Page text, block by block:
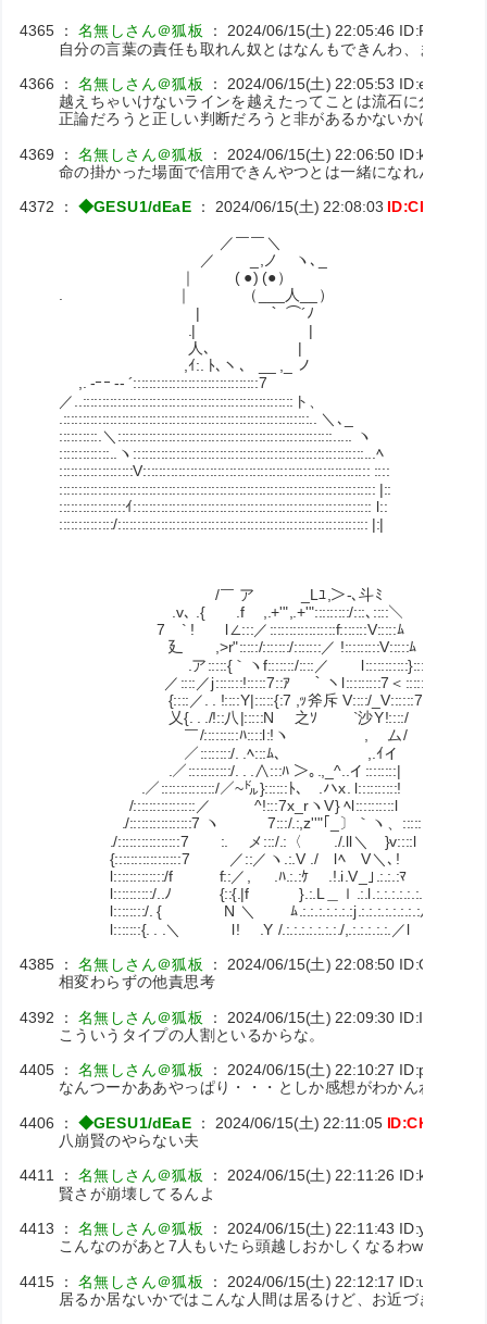
4365 ：名無しさん＠狐板 ：2024/06/15(土) 22:05:46
自分の言葉の責任も取れん奴とはなんもできんわ、ましてや
4366 ：名無しさん＠狐板 ： 2024/06/15(土) 22:05:53
越えちゃいけないラインを越えたってことは流石に分かれ
正論だろうと正しい判断だろうと非があるかないかは別だぞ
4369 ：名無しさん＠狐板 ： 2024/06/15(土) 22:06:50
命の掛かった場面で信用できんやつとは一緒になれん
4372 ：◆GESU1/dEaE ：2024/06/15(土) 22:08:03
／￣￣＼
／ _,ノ ヽ､_
｜ ( ●) (●） 俺は怒っ
. ｜ （___人__）
| ｀ ⌒´ﾉ
.| |
人､ |
,ｲ:. ﾄ､ヽ、 __ ,_ ノ
,. -ｰｰ -‐ ´::::::::::::::::::::::::::::::::7
／..::::::::::::::::::::::::::::::::::::::::::::::::::::::ト、
.:::::::::::::::::::::::::::::::::::::::::::::::::::::::::::::::.. ＼､_
::::::::::.＼:::::::::::::::::::::::::::::::::::::::::::::::::::::::..... ヽ
:::::::::::::..ヽ:::::::::::::::::::::::::::::::::::::::::::::::::::::::::::...ﾍ
:::::::::::::::::::V:::::::::::::::::::::::::::::::::::::::::::::::::::::::::: ::::
::::::::::::::::::::::::::::::::::::::::::::::::::::::::::::::::::::::::::::::::: |::
:::::::::::::::::ｲ::::::::::::::::::::::::::::::::::::::::::::::::::::::::::::: l::
::::::::::::::/:::::::::::::::::::::::::::::::::::::::::::::::::::::::::::::::: |:|
/￣ ア _Lﾕ,＞-､斗ﾐ
.v､ .{ .f ,.+'",.+'":::::::::/:::､::::＼
7 ` ! l∠:::／:::::::::::::::::f:::::::V:::::ﾑ
廴 ,>r":::::/:::::::/:::::::／ !:::::::::V:::::ﾑ
.ア:::::{｀ヽf:::::::/::::／ l:::::::::::}::::::::ﾊ
／::::／j:::::::!:::::7::ｱ ￣｀ヽl:::::::::7＜
{::::／. . !::::Y|:::::{:7 ,ｯ斧斥 V::::/_V::::::7
乂{. . ./!::八|:::::N 之ｿ `沙
￣/:::::::::ﾊ::::l:!ヽ , ム/
／::::::::/. .ﾍ:::ﾑ､ ,.ｲイ
.／:::::::::::/. . .∧:::ﾊ ＞｡.,_^..イ::::::::|
.／::::::::::::::/／~㌦}::::::ﾄ､ .ハx. l::::::::::!
/::::::::::::::::／ ^!:::7x_rヽV} ﾍl::::::::::l
./::::::::::::::::7 ヽ 7:::/.:,z''"｢_〕｀ヽ、::::::!
./::::::::::::::::7 :. メ:::/.:〈 ./.ll＼ }v::::l
{:::::::::::::::::7 ／::／ヽ.:.V ./ lﾍ V＼､!
l:::::::::::::/f f::／, .ﾊ.:.:ｹ .!.i.V_｣.:.:.:ﾏ
l::::::::::/..ﾉ {::{.|f }.:.L＿ｌ.:.l.:.:.:.:.:.:.:.:\
l::::::::/. { N ＼ ﾑ.:.:.:.:.:.:.:j.:.:.:.:.:.:.:.:ル
l:::::::{. . .＼ l! .Y /.:.:.:.:.:.:.:./,.:.:.:.:.:.／l
4385 ：名無しさん＠狐板 ： 2024/06/15(土) 22:08:50
相変わらずの他責思考
4392 ：名無しさん＠狐板 ： 2024/06/15(土) 22:09:30 ID:IuzZi3X6
こういうタイプの人割といるからな。
4405 ：名無しさん＠狐板 ： 2024/06/15(土) 22:10:27
なんつーかああやっぱり・・・としか感想がわかんわ。ど
4406 ：◆GESU1/dEaE ： 2024/06/15(土) 22:11:05 ID:CKuxpFn4
八崩賢のやらない夫
4411 ：名無しさん＠狐板 ：2024/06/15(土) 22:11:26
賢さが崩壊してるんよ
4413 ：名無しさん＠狐板 ： 2024/06/15(土) 22:11:43
こんなのがあと7人もいたら頭越しおかしくなるわw
4415 ：名無しさん＠狐板 ： 2024/06/15(土) 22:12:17
居るか居ないかではこんな人間は居るけど、お近づきにな